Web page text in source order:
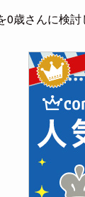
歳さんに検